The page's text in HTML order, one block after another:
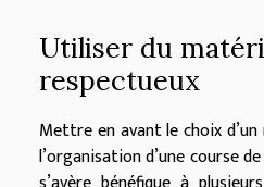
Utiliser du
respectueux
Mettre en avant le choix
l’organisation d’une course